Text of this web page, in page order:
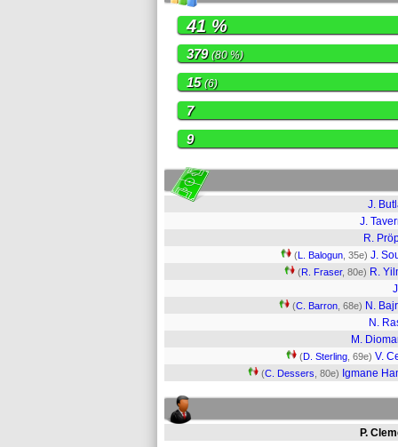
41 %
379(80 %)
15(6)
7
9
J.
J.
R.
(L. Balogun , 35e) J.
(R. Fraser, 80e) R.
(C. Barron , 68e) N.
N.
M.
(D. Sterling , 69e) V.
(C. Dessers , 80e) Igmane
P.